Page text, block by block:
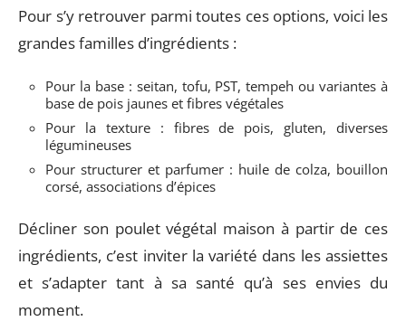
Pour s’y retrouver parmi toutes ces options, voici les
grandes familles d’ingrédients :
Pour la base : seitan, tofu, PST, tempeh ou variantes à
base de pois jaunes et fibres végétales
Pour la texture : fibres de pois, gluten, diverses
légumineuses
Pour structurer et parfumer : huile de colza, bouillon
corsé, associations d’épices
Décliner son poulet végétal maison à partir de ces
ingrédients, c’est inviter la variété dans les assiettes
et s’adapter tant à sa santé qu’à ses envies du
moment.